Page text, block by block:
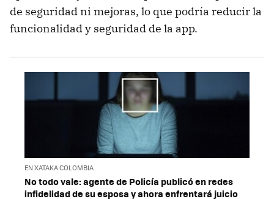
de seguridad ni mejoras, lo que podría reducir la
funcionalidad y seguridad de la app.
EN XATAKA COLOMBIA
No todo vale: agente de Policía publicó en redes
infidelidad de su esposa y ahora enfrentará juicio